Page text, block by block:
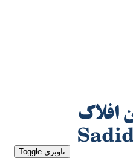
ناوبری Toggle